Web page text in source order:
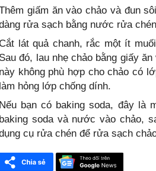
giấm ăn vào chảo và đun
rửa sạch bằng nước rửa
lát quả chanh, rắc một ít
Sau đó, lau nhẹ chảo bằng giấy
này không phù hợp cho chảo có
làm hỏng lớp chống dính.
Nếu bạn có baking soda, đây là
baking soda và nước vào chảo,
cụ rửa chén để rửa sạch